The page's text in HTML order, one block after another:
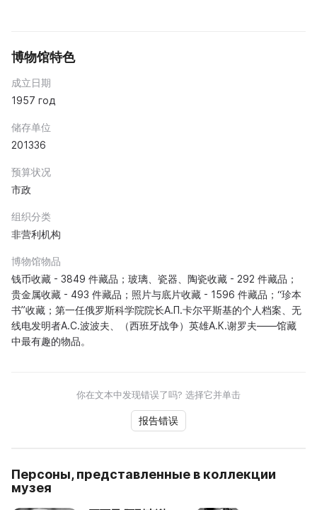
博物馆特色
成立日期
1957 год
储存单位
201336
预算状况
市政
组织分类
非营利机构
博物馆物品
钱币收藏 - 3849 件藏品；玻璃、瓷器、陶瓷收藏 - 292 件藏品；
贵金属收藏 - 493 件藏品；照片与底片收藏 - 1596 件藏品；“珍本
书”收藏；第一任俄罗斯科学院院长A.П.卡尔平斯基的个人档案、无
线电发明者A.С.波波夫、（西班牙战争）英雄A.К.谢罗夫——馆藏
中最有趣的物品。
你在文本中发现错误了吗? 选择它并单击
报告错误
Персоны, представленные в коллекции
музея